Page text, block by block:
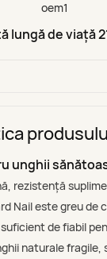
lungă de viață
unghii
rezistență
Nail este greu de
de fiabil
naturale